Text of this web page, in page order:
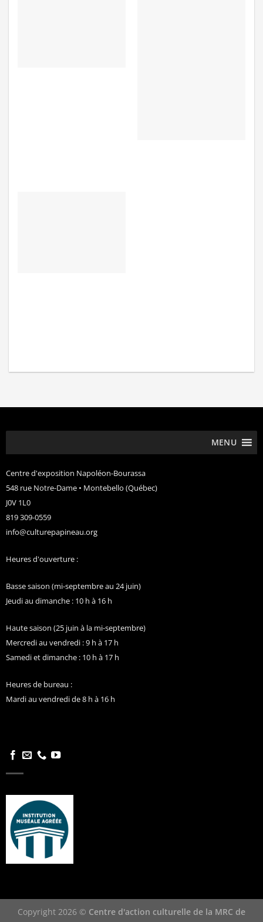
MENU
Centre d'exposition Napoléon-Bourassa
548 rue Notre-Dame • Montebello (Québec)
J0V 1L0
819 309-0559
info@culturepapineau.org
Heures d'ouverture :
Basse saison (mi-septembre au 24 juin)
Jeudi au dimanche : 10 h à 16 h
Haute saison (25 juin à la mi-septembre)
Mercredi au vendredi : 9 h à 17 h
Samedi et dimanche : 10 h à 17 h
Heures de bureau :
Mardi au vendredi de 8 h à 16 h
Copyright 2026 © Centre d'action culturelle de la MRC de